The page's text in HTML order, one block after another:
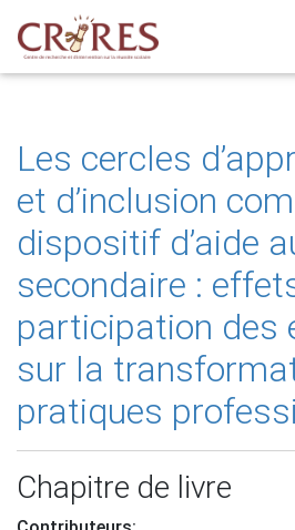
Les cercles
et d’inclusion
dispositif d’aide
secondaire :
participation des
sur la
pratiques
Chapitre de livre